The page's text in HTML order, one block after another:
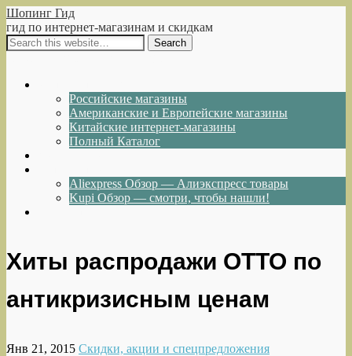
Шопинг Гид
гид по интернет-магазинам и скидкам
Российские магазины
Американские и Европейские магазины
Китайские интернет-магазины
Полный Каталог
Aliexpress Обзор — Алиэкспресс товары
Kupi Обзор — смотри, чтобы нашли!
Хиты распродажи OTTO по
антикризисным ценам
Янв 21, 2015 Скидки, акции и спецпредложения